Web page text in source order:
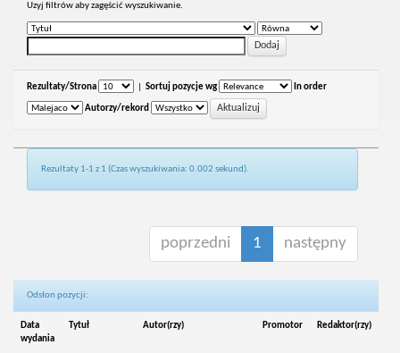
Uzyj filtrów aby zagęścić wyszukiwanie.
Rezultaty/Strona Sortuj pozycje wg In order
Autorzy/rekord
Rezultaty 1-1 z 1 (Czas wyszukiwania: 0.002 sekund).
poprzedni 1 następny
Odsłon pozycji:
Data
wydania
Tytuł Autor(rzy) Promotor Redaktor(rzy)